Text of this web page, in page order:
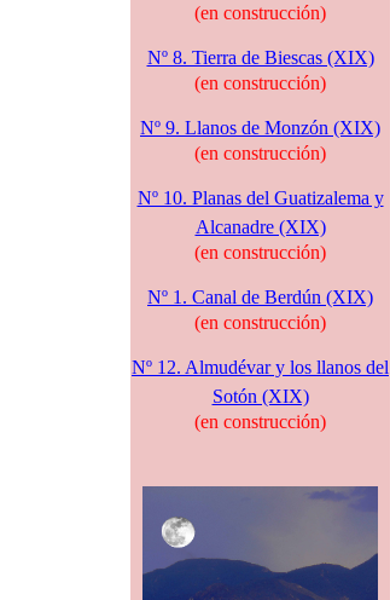
(en construcción)
Nº 8. Tierra de Biescas (XIX)
(en construcción)
Nº 9. Llanos de Monzón (XIX)
(en construcción)
Nº 10. Planas del Guatizalema y
Alcanadre (XIX)
(en construcción)
Nº 1. Canal de Berdún (XIX)
(en construcción)
Nº 12. Almudévar y los llanos del
Sotón (XIX)
(en construcción)